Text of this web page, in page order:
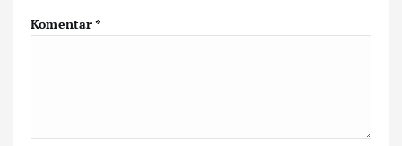
Komentar*